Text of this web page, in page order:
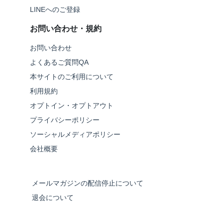
LINEへのご登録
お問い合わせ・規約
お問い合わせ
よくあるご質問QA
本サイトのご利用について
利用規約
オプトイン・オプトアウト
プライバシーポリシー
ソーシャルメディアポリシー
会社概要
メールマガジンの配信停止について
退会について